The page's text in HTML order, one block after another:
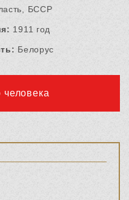
БССР
1911 год
Белорус
человека